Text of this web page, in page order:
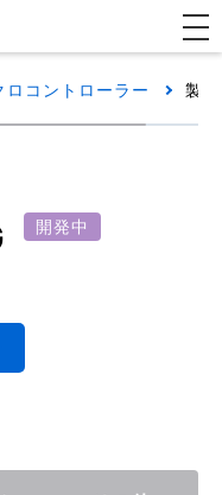
ロコントローラー 製
開発中